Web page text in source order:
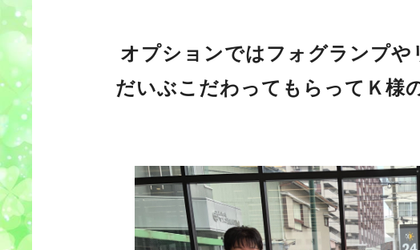
オプションではフォグランプや
だいぶこだわってもらって Ｋ様